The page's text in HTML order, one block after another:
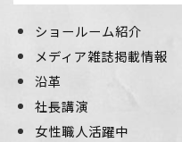
ショールーム紹介
メディア雑誌掲載情報
沿革
社長講演
女性職人活躍中